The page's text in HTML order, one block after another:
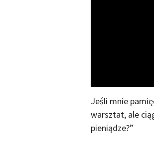
Jeśli mnie
warsztat, ale
pieniądze?”